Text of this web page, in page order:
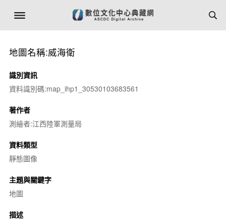
地圖名稱:威海衛
識別資訊
資料識別碼:map_ihp1_30530103683561
著作者
測繪者:江西陸軍測量局
資料類型
靜態圖像
主題與關鍵字
地圖
描述